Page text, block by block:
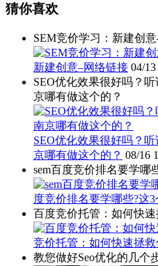
猜你喜欢
SEM竞价学习：新建创
新建创意–网络链接 04/13
SEO优化效果很好吗？
京哪有做这个的？
SEO优化效果很好吗？
京哪有做这个的？ 08/16
sem百度竞价排名要学哪
度竞价排名要学哪些?这
百度竞价托管：如何快
竞价托管：如何快速拯
教您做好Seo优化的几个